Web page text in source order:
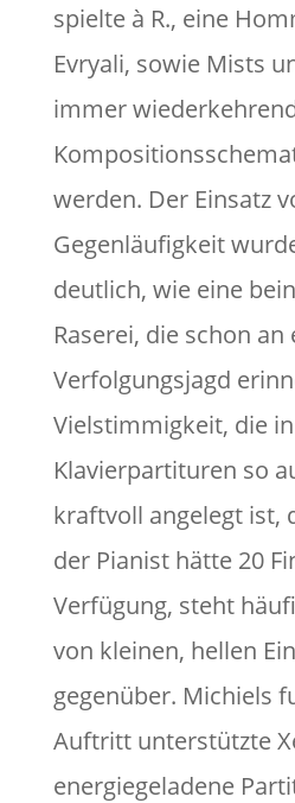
spielte à R., eine
Evryali, sowie Mists
immer
werden. Der Einsatz
Gegenläufigkeit
deutlich, wie eine
Raserei, die schon an
Verfolgungsjagd
Vielstimmigkeit, die
Klavierpartituren so
kraftvoll angelegt ist,
der Pianist hätte 20
Verfügung, steht
von kleinen, hellen
gegenüber. Michiels
Auftritt unterstützte
energiegeladene